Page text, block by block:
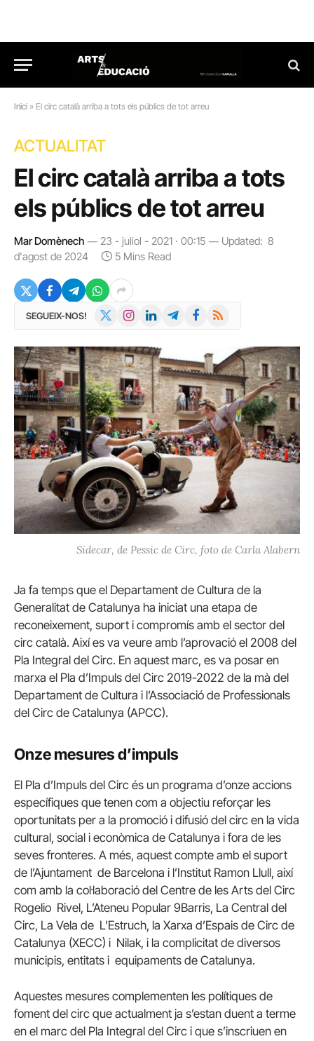
Inici » El circ català arriba a tots els públics de tot arreu
ACTUALITAT
El circ català arriba a tots
els públics de tot arreu
Mar Domènech 23 - juliol - 2021 · 00:15 Updated: 8
d'agost de 2024
5 Mins Read
SEGUEIX-NOS! InstagramLinkedInTelegramFacebook
RSS
Sidecar, de Pessic de Circ, foto de Carla Alabern
Ja fa temps que el Departament de Cultura de la
Generalitat de Catalunya ha iniciat una etapa de
reconeixement, suport i compromís amb el sector del
circ català. Així es va veure amb l’aprovació el 2008 del
Pla Integral del Circ. En aquest marc, es va posar en
marxa el Pla d’Impuls del Circ 2019-2022 de la mà del
Departament de Cultura i l’Associació de Professionals
del Circ de Catalunya (APCC).
Onze mesures d’impuls
El Pla d’Impuls del Circ és un programa d’onze accions
específiques que tenen com a objectiu reforçar les
oportunitats per a la promoció i difusió del circ en la vida
cultural, social i econòmica de Catalunya i fora de les
seves fronteres. A més, aquest compte amb el suport
de l’Ajuntament de Barcelona i l’Institut Ramon Llull, així
com amb la col·laboració del Centre de les Arts del Circ
Rogelio Rivel, L’Ateneu Popular 9Barris, La Central del
Circ, La Vela de L’Estruch, la Xarxa d’Espais de Circ de
Catalunya (XECC) i Nilak, i la complicitat de diversos
municipis, entitats i equipaments de Catalunya.
Aquestes mesures complementen les polítiques de
foment del circ que actualment ja s’estan duent a terme
en el marc del Pla Integral del Circ i que s’inscriuen en